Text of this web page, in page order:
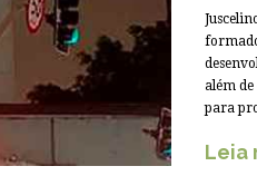
além
para
Leia